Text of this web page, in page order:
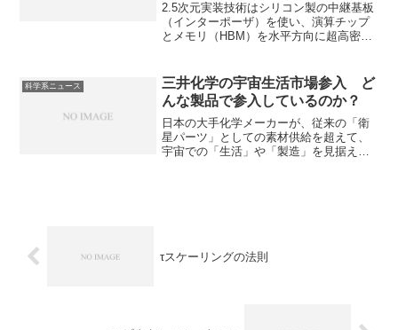
2.5次元実装技術はシリコン製の中継基板
（インターポーザ）を使い、演算チップ
とメモリ（HBM）を水平方向に超高密度
のか、TSMCが製造できる理由を知るこ
とができます。
科学系ニュース
三井化学の宇宙生活市場参入 ど
んな製品で参入しているのか？
日本の大手化学メーカーが、従来の「衛
星パーツ」としての素材供給を超えて、
宇宙での「生活」や「製造」を見据えた
τスケーリングの法則